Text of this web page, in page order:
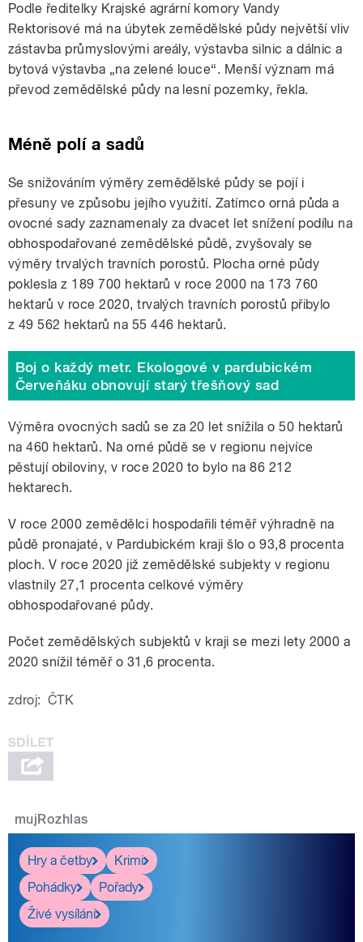
Podle ředitelky Krajské agrární komory Vandy
Rektorisové má na úbytek zemědělské půdy největší vliv
zástavba průmyslovými areály, výstavba silnic a dálnic a
bytová výstavba „na zelené louce“. Menší význam má
převod zemědělské půdy na lesní pozemky, řekla.
Méně polí a sadů
Se snižováním výměry zemědělské půdy se pojí i
přesuny ve způsobu jejího využití. Zatímco orná půda a
ovocné sady zaznamenaly za dvacet let snížení podílu na
obhospodařované zemědělské půdě, zvyšovaly se
výměry trvalých travních porostů. Plocha orné půdy
poklesla z 189 700 hektarů v roce 2000 na 173 760
hektarů v roce 2020, trvalých travních porostů přibylo
z 49 562 hektarů na 55 446 hektarů.
Boj o každý metr. Ekologové v pardubickém
Červeňáku obnovují starý třešňový sad
Výměra ovocných sadů se za 20 let snížila o 50 hektarů
na 460 hektarů. Na orné půdě se v regionu nejvíce
pěstují obiloviny, v roce 2020 to bylo na 86 212
hektarech.
V roce 2000 zemědělci hospodařili téměř výhradně na
půdě pronajaté, v Pardubickém kraji šlo o 93,8 procenta
ploch. V roce 2020 již zemědělské subjekty v regionu
vlastnily 27,1 procenta celkové výměry
obhospodařované půdy.
Počet zemědělských subjektů v kraji se mezi lety 2000 a
2020 snížil téměř o 31,6 procenta.
zdroj: ČTK
mujRozhlas
Hry a četby
Krimi
Pohádky
Pořady
Živé vysílání